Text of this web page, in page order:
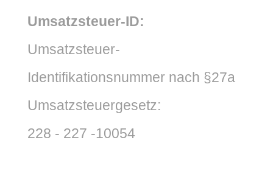
Umsatzsteuer-ID:
Umsatzsteuer-
Identifikationsnummer nach §27a
Umsatzsteuergesetz:
228 - 227 -10054